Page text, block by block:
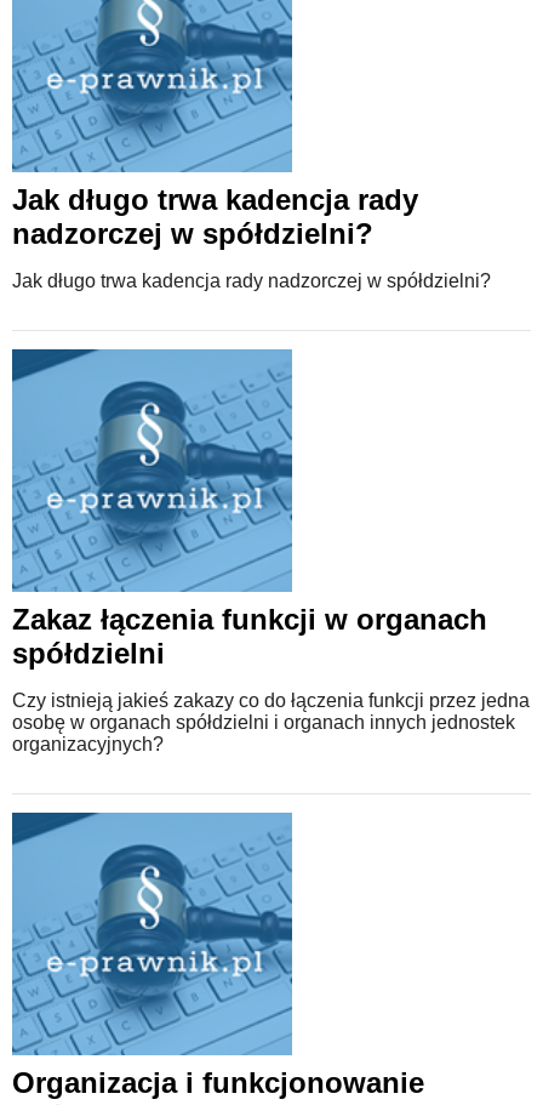
Jak długo trwa kadencja rady
nadzorczej w spółdzielni?
Jak długo trwa kadencja rady nadzorczej w spółdzielni?
Zakaz łączenia funkcji w organach
spółdzielni
Czy istnieją jakieś zakazy co do łączenia funkcji przez jedna
osobę w organach spółdzielni i organach innych jednostek
organizacyjnych?
Organizacja i funkcjonowanie